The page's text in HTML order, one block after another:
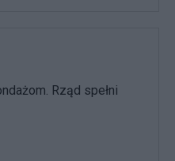
Rząd spełni